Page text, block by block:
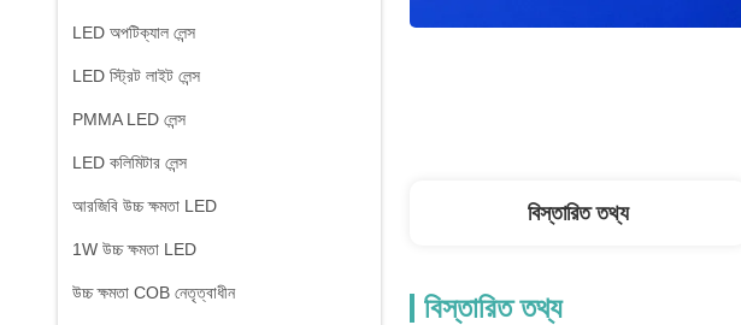
LED অপটিক্যাল লেন্স
LED স্ট্রিট লাইট লেন্স
PMMA LED লেন্স
LED কলিমিটার লেন্স
আরজিবি উচ্চ ক্ষমতা LED
1W উচ্চ ক্ষমতা LED
উচ্চ ক্ষমতা COB নেতৃত্বাধীন
বিস্তারিত তথ্য
বিস্তারিত তথ্য